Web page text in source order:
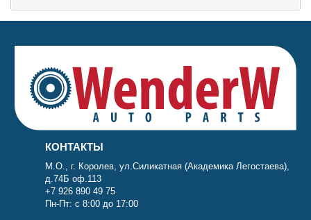
КОНТАКТЫ
М.О., г. Королев, ул.Силикатная (Академика Легостаева),
д.74Б оф.113
+7 926 890 49 75
Пн-Пт: с 8:00 до 17:00